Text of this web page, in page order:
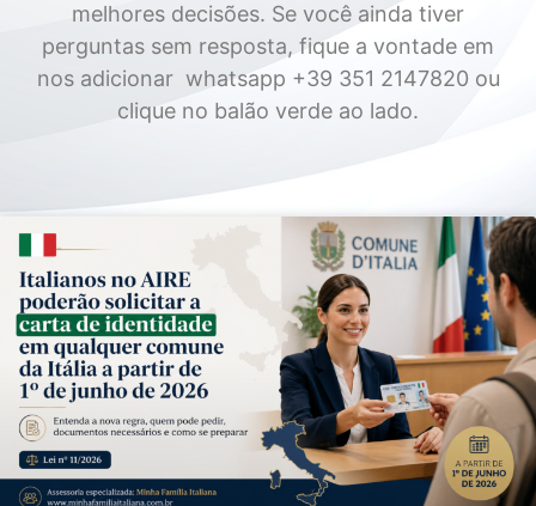
melhores decisões. Se você ainda tiver
perguntas sem resposta, fique a vontade em
nos adicionar whatsapp +39 351 2147820 ou
clique no balão verde ao lado.